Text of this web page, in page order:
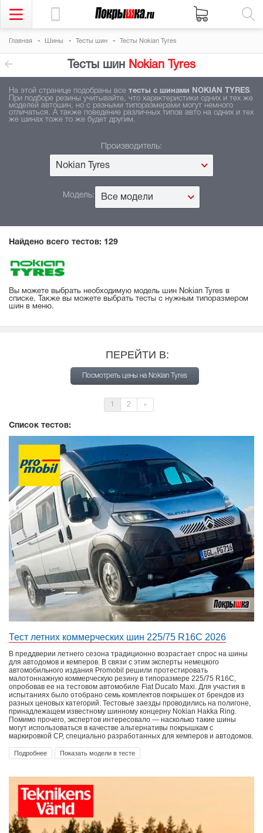
Главная Шины Тесты шин Тесты Nokian Tyres
Тесты шин Nokian Tyres
На этой странице подобраны все тесты с шинами NOKIAN TYRES.
При подборе резины учитывайте, что характеристики одних и тех же
моделей автошин, но с разными типоразмерами могут немного
отличаться. А также поведение различных типов авто на одних и тех
же шинах тоже то же будет другим.
Производитель:
Nokian Tyres
Модель: Все модели
Найдено всего тестов: 129
Вы можете выбрать необходимую модель шин Nokian Tyres в
списке. Также вы можете выбрать тесты с нужным типоразмером
шин в меню.
ПЕРЕЙТИ В:
Посмотреть цены на Nokian Tyres
1 2 »
Список тестов:
Тест летних коммерческих шин 225/75 R16C 2026
В преддверии летнего сезона традиционно возрастает спрос на шины
для автодомов и кемперов. В связи с этим эксперты немецкого
автомобильного издания Promobil решили протестировать
малотоннажную коммерческую резину в типоразмере 225/75 R16C,
опробовав ее на тестовом автомобиле Fiat Ducato Maxi. Для участия в
испытаниях было отобрано семь комплектов покрышек от брендов из
разных ценовых категорий. Тестовые заезды проводились на полигоне,
принадлежащем известному шинному концерну Nokian Hakka Ring.
Помимо прочего, экспертов интересовало — насколько такие шины
могут использоваться в качестве альтернативы покрышкам с
маркировкой СР, специально разработанных для кемперов и автодомов.
Подробнее Показать модели в тесте